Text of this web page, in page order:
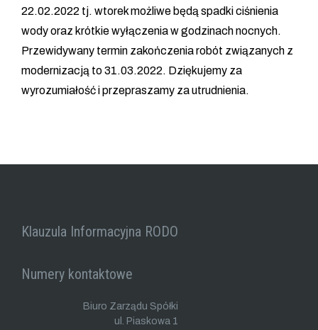
22.02.2022 tj. wtorek możliwe będą spadki ciśnienia
wody oraz krótkie wyłączenia w godzinach nocnych.
Przewidywany termin zakończenia robót związanych z
modernizacją to 31.03.2022. Dziękujemy za
wyrozumiałość i przepraszamy za utrudnienia.
Klauzula Informacyjna RODO
Numery kontaktowe
Biuro Zarządu Spółki
ul. Piaskowa 1